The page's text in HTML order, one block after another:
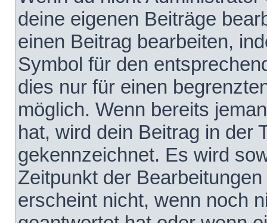
deine eigenen Beiträge
einen Beitrag bearbeiten,
Symbol für den
dies nur für einen
möglich. Wenn bereits
hat, wird dein Beitrag in der
gekennzeichnet. Es wird
Zeitpunkt der
erscheint nicht, wenn noch